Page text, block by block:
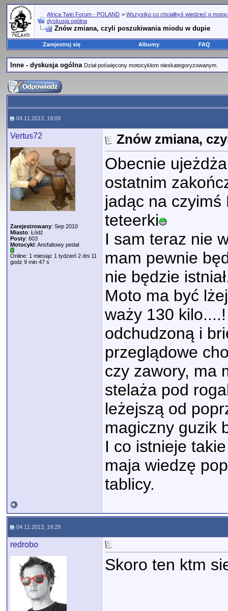
Africa Twin Forum - POLAND > Wszystko co chciałbyś wiedzieć o
dyskusja ogólna
Znów zmiana, czyli poszukiwania miodu w dupie
Zarejestruj się Albumy FAQ
Inne - dyskusja ogólna Dział poświęcony motocyklom nieskategoryzowanym.
04.11.2013, 19:09
Vertus72
Zarejestrowany: Sep 2010
Miasto: Łódź
Posty: 603
Motocykl: Ansfaltowy pedał
Online: 1 miesiąc 1 tydzień 2 dni 11
godz 9 min 47 s
Znów zmiana,
Obecnie
ostatnim
jadąc na
teteerki
I sam teraz nie
mam pewnie
nie będzie
Moto ma być
waży 130
odchudzoną i
przeglądowe
czy zawory, ma
stelaża pod
leżejszą od
magiczny guzik
I co istnieje
maja wiedzę
tablicy.
04.11.2013, 19:29
redrobo
Skoro ten ktm